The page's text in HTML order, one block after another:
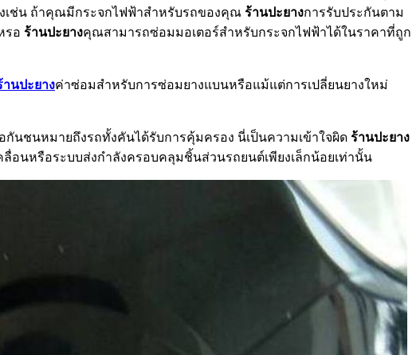
เช่น ถ้าคุณมีกระจกไฟฟ้าสำหรับรถของคุณ ร้านปะยางการรับประกันตาม
รอ ร้านปะยางคุณสามารถซ่อมมอเตอร์สำหรับกระจกไฟฟ้าได้ในราคาที่ถูก
านปะยางค่าซ่อมสำหรับการซ่อมยางแบนหรือแม้แต่การเปลี่ยนยางใหม่
ชนหมายถึงรถทั้งคันได้รับการคุ้มครอง นี่เป็นความเข้าใจผิด ร้านปะยาง
นหรือระบบส่งกำลังครอบคลุมชิ้นส่วนรถยนต์เพียงเล็กน้อยเท่านั้น